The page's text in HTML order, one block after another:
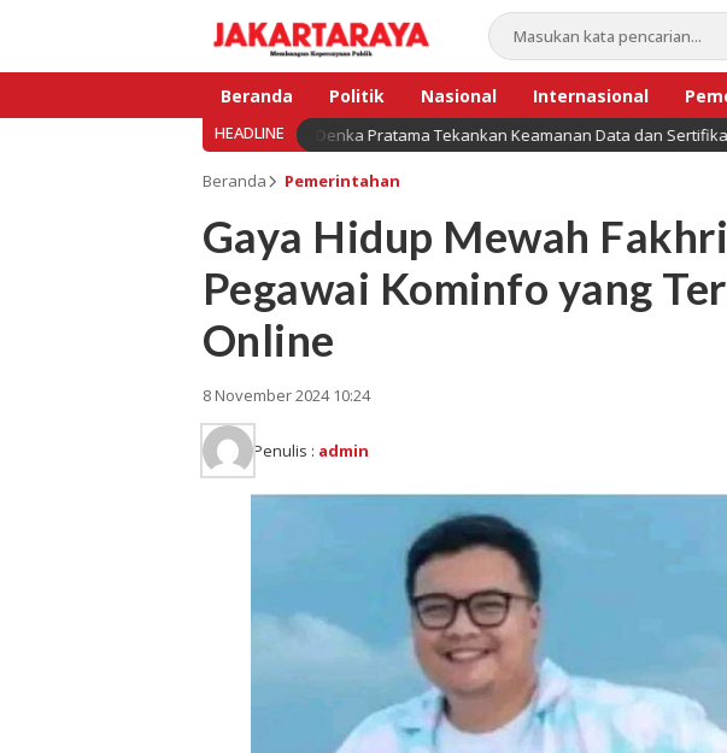
Beranda Politik Nasional Internasional
Bisnis
HEADLINE
Kian Berkembang, Denka Pratama Tekankan Keamanan Data dan Sertifikasi Resmi
Beranda Pemerintahan
Gaya Hidup Mewah
Pegawai Kominfo yang
Online
8 November 2024 10:24
Penulis : admin